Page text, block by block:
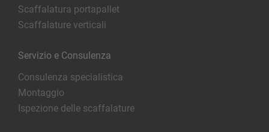
Scaffalatura portapallet
Scaffalature verticali
Servizio e Consulenza
Consulenza specialistica
Montaggio
Ispezione delle scaffalature